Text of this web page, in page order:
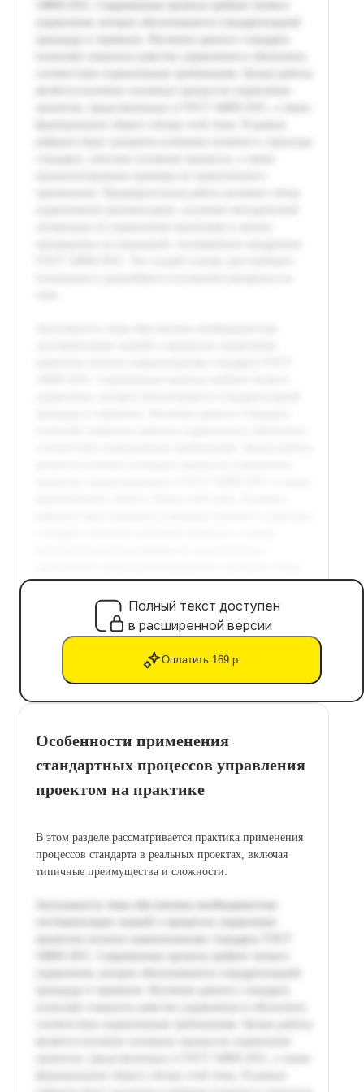
Полный текст доступен
в расширенной версии
Оплатить 169 р.
Особенности применения
стандартных процессов управления
проектом на практике
В этом разделе рассматривается практика применения
процессов стандарта в реальных проектах, включая
типичные преимущества и сложности.